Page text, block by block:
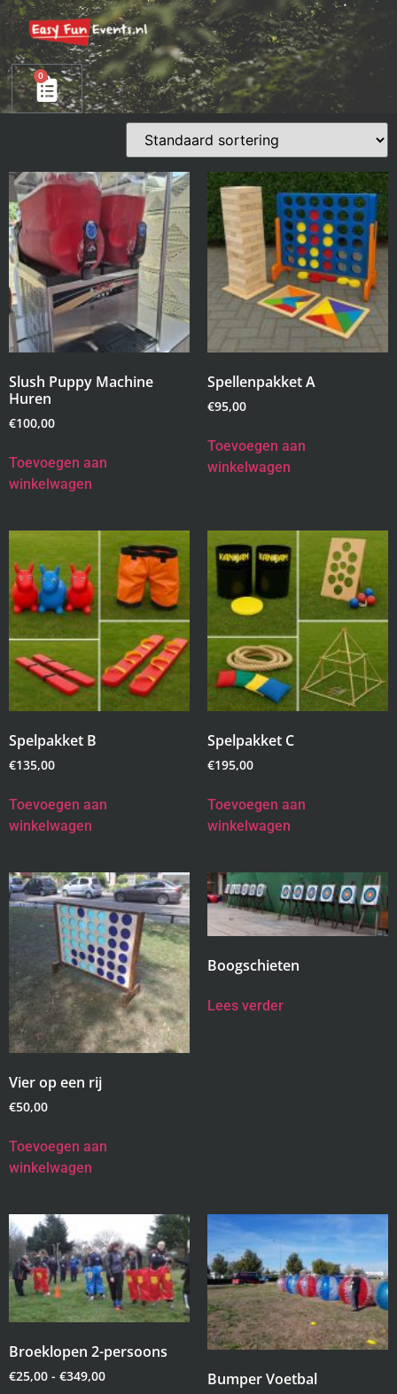
0
Slush Puppy Machine
Huren
€100,00
Toevoegen aan
winkelwagen
Spellenpakket A
€95,00
Toevoegen aan
winkelwagen
Spelpakket B
€135,00
Toevoegen aan
winkelwagen
Spelpakket C
€195,00
Toevoegen aan
winkelwagen
Vier op een rij
€50,00
Toevoegen aan
winkelwagen
Boogschieten
Lees verder
Broeklopen 2-persoons
€25,00 - €349,00 Bumper Voetbal